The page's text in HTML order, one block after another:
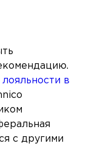
лояльности в
с другими